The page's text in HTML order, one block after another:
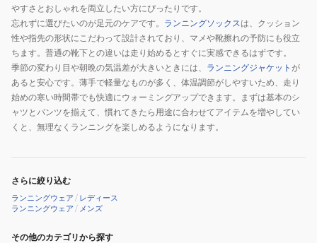
ス
ポ
ー
ツ
ス
パ
イ
ラ
ポ
ー
ト
ポ
ー
ツ
ス
パ
イ
ラ
ル
やすさとおしゃれを両立したい方にぴったりです。
忘れずに選びたいのが足元のケアです。 ランニングソックスは、クッション
性や指先の形状にこだわって設計されており、マメや靴擦れの予防にも役立
ちます。普通の靴下との違いは走り始めるとすぐに実感できるはずです。
季節の変わり目や朝晩の気温差が大きいときには、 ランニングジャケット が
あると安心です。薄手で軽量なものが多く、体温調節がしやすいため、走り
始めの寒い時間帯でも快適にウォーミングアップできます。まずは基本のシ
ャツとパンツを揃えて、慣れてきたら用途に合わせてアイテムを増やしてい
くと、無理なくランニングを楽しめるようになります。
さらに絞り込む
ランニングウェア / レディース
ランニングウェア / メンズ
その他のカテゴリから探す